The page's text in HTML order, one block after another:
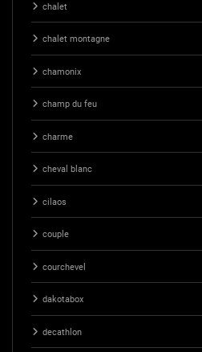
chalet
chalet montagne
chamonix
champ du feu
charme
cheval blanc
cilaos
couple
courchevel
dakotabox
decathlon